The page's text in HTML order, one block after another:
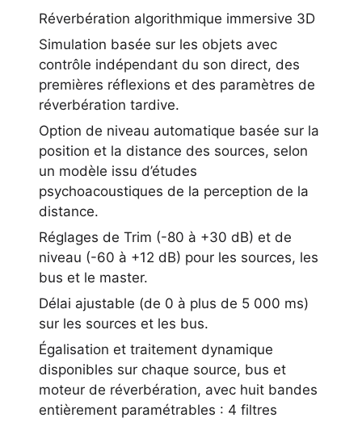
Réverbération algorithmique immersive 3D
Simulation basée sur les objets avec
contrôle indépendant du son direct, des
premières réflexions et des paramètres de
réverbération tardive.
Option de niveau automatique basée sur la
position et la distance des sources, selon
un modèle issu d’études
psychoacoustiques de la perception de la
distance.
Réglages de Trim (-80 à +30 dB) et de
niveau (-60 à +12 dB) pour les sources, les
bus et le master.
Délai ajustable (de 0 à plus de 5 000 ms)
sur les sources et les bus.
Égalisation et traitement dynamique
disponibles sur chaque source, bus et
moteur de réverbération, avec huit bandes
entièrement paramétrables : 4 filtres